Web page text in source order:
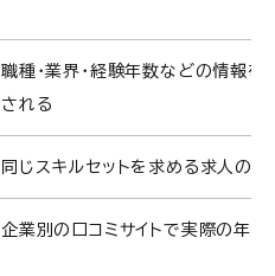
職種・業界・経験年数などの情報を
される
同じスキルセットを求める求人の
企業別の口コミサイトで実際の年